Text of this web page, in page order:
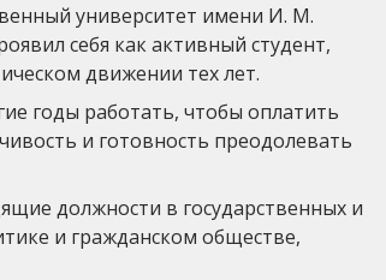
университет имени И. М.
себя как активный студент,
движении тех лет.
годы работать, чтобы оплатить
и готовность преодолевать
должности в государственных и
и гражданском обществе,